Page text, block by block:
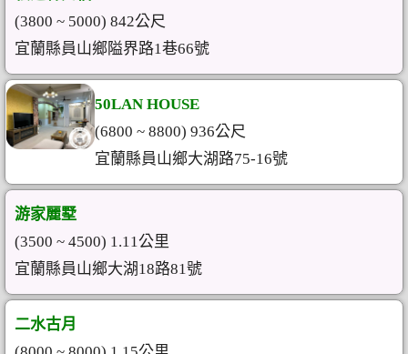
(3800 ~ 5000) 842公尺
宜蘭縣員山鄉隘界路1巷66號
50LAN HOUSE
(6800 ~ 8800) 936公尺
宜蘭縣員山鄉大湖路75-16號
游家麗墅
(3500 ~ 4500) 1.11公里
宜蘭縣員山鄉大湖18路81號
二水古月